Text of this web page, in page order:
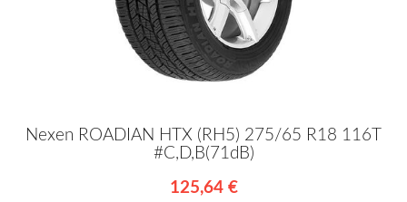
Nexen ROADIAN HTX (RH5) 275/65 R18 116T
#C,D,B(71dB)
125,64 €